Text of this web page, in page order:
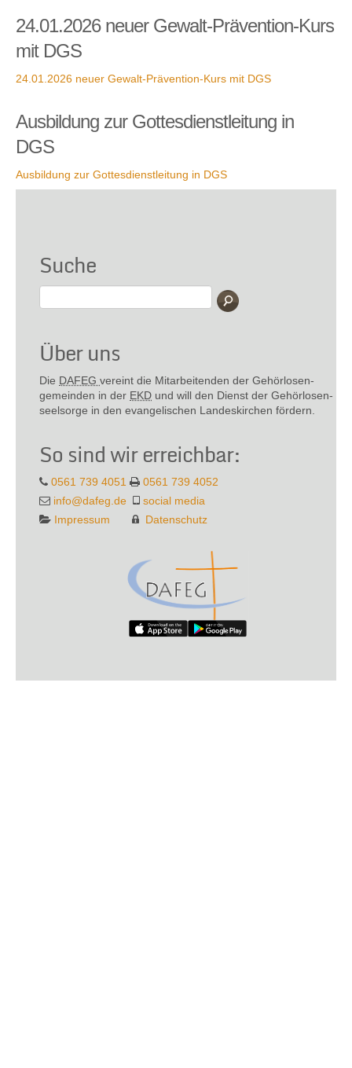
24.01.2026 neuer Gewalt-Prävention-Kurs
mit DGS
24.01.2026 neuer Gewalt-Prävention-Kurs mit DGS
Ausbildung zur Gottesdienstleitung in
DGS
Ausbildung zur Gottesdienstleitung in DGS
Suche
Über uns
Die DAFEG vereint die Mitarbeitenden der Gehör­losen­
gemeinden in der EKD und will den Dienst der Gehör­losen­
seel­sorge in den evange­lischen Landes­kirchen fördern.
So sind wir erreichbar:
0561 739 4051
0561 739 4052
info@dafeg.de
social media
Impressum
Datenschutz